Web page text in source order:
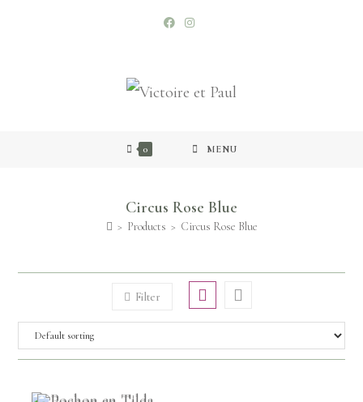
0 MENU
Circus Rose Blue
> Products > Circus Rose Blue
Filter